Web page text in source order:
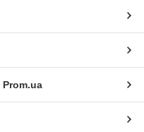
Prom.ua